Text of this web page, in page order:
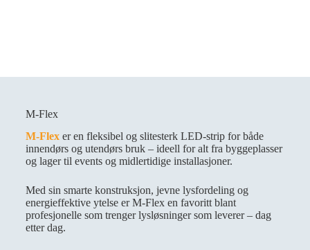
M-Flex
M-Flex er en fleksibel og slitesterk LED-strip for både
innendørs og utendørs bruk – ideell for alt fra byggeplasser
og lager til events og midlertidige installasjoner.
Med sin smarte konstruksjon, jevne lysfordeling og
energieffektive ytelse er M-Flex en favoritt blant
profesjonelle som trenger lysløsninger som leverer – dag
etter dag.